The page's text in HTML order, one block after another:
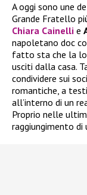
A oggi sono une
Grande Fratello
Chiara Cainelli e
napoletano doc
fatto sta che la
usciti dalla casa.
condividere sui
romantiche, a
all’interno di un
Proprio nelle
raggiungimento di